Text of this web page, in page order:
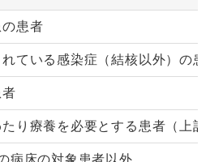
患者
ている感染症（結核以外）の患
り療養を必要とする患者（上
病床の対象患者以外